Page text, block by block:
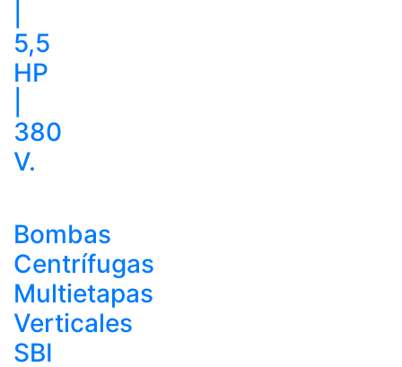
5,5
HP
380
V.
Bombas
Centrífugas
Multietapas
Verticales
SBI